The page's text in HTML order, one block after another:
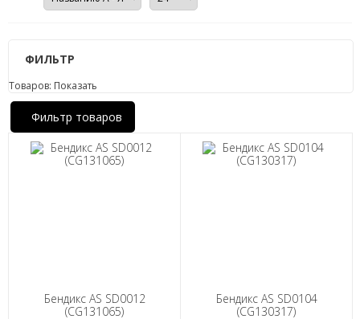
ФИЛЬТР
Товаров: Показать
Фильтр товаров
Бендикс AS SD0012
(CG131065)
Бендикс AS SD0104
(CG130317)